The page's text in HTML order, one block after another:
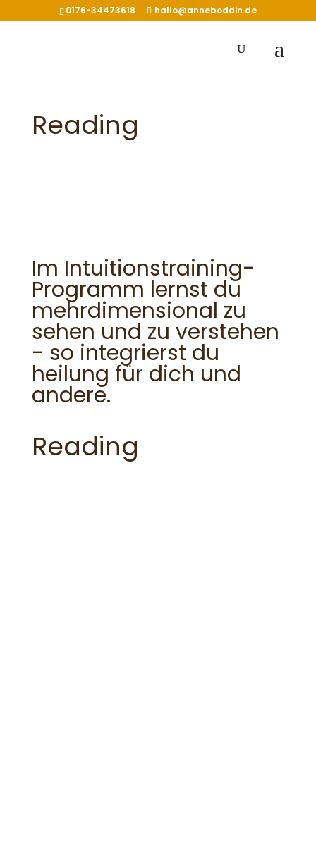
0176-34473618 hallo@anneboddin.de
Reading
Im Intuitionstraining-
Programm lernst du
mehrdimensional zu
sehen und zu verstehen
- so integrierst du
heilung für dich und
andere.
Reading